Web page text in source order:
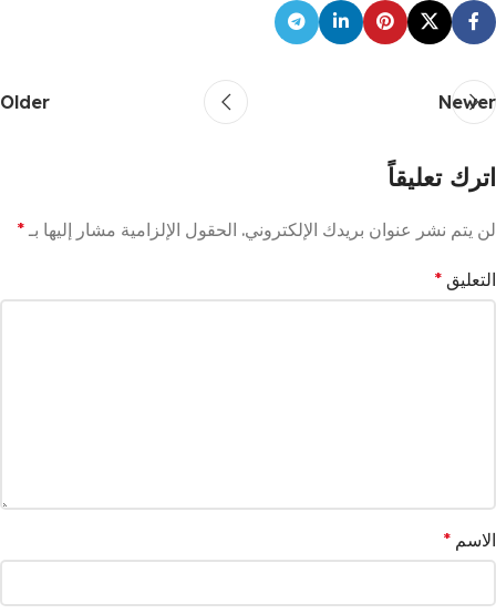
Newer
Older
اترك تعليقاً
لن يتم نشر عنوان بريدك الإلكتروني. الحقول الإلزامية مشار إليها بـ *
التعليق *
الاسم *